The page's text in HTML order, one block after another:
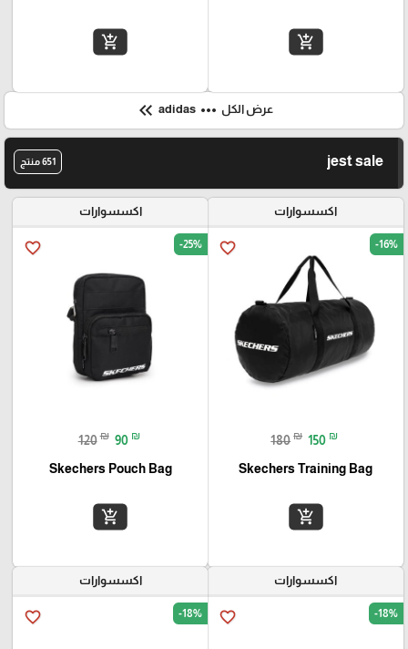
add_shopping_cart
add_shopping_cart
عرض الكل more_horiz
keyboard_double_arrow_left
jest sale 651 منتج
اكسسوارات
favorite_border -16%
180 ₪ 150 ₪
Skechers Training Bag
add_shopping_cart
اكسسوارات
favorite_border -25%
120 ₪ 90 ₪
Skechers Pouch Bag
add_shopping_cart
اكسسوارات
favorite_border -18%
اكسسوارات
favorite_border -18%